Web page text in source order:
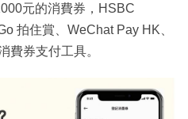
元的消費券，HSBC
拍住賞、WeChat Pay HK、
費券支付工具。